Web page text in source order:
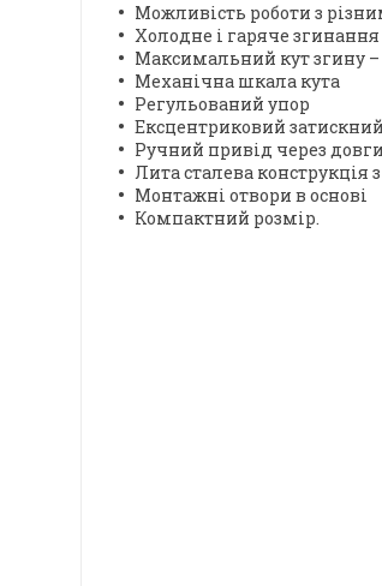
Можливість роботи з
Холодне і гаряче згинання
Максимальний кут згину –
Механічна шкала кута
Регульований упор
Ексцентриковий
Ручний привід через
Лита сталева
Монтажні отвори в основі
Компактний розмір.